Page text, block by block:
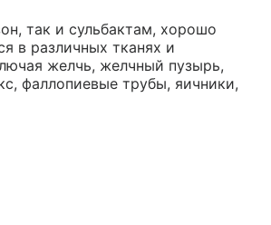
так и сульбактам, хорошо
в различных тканях и
желчь, желчный пузырь,
фаллопиевые трубы, яичники,